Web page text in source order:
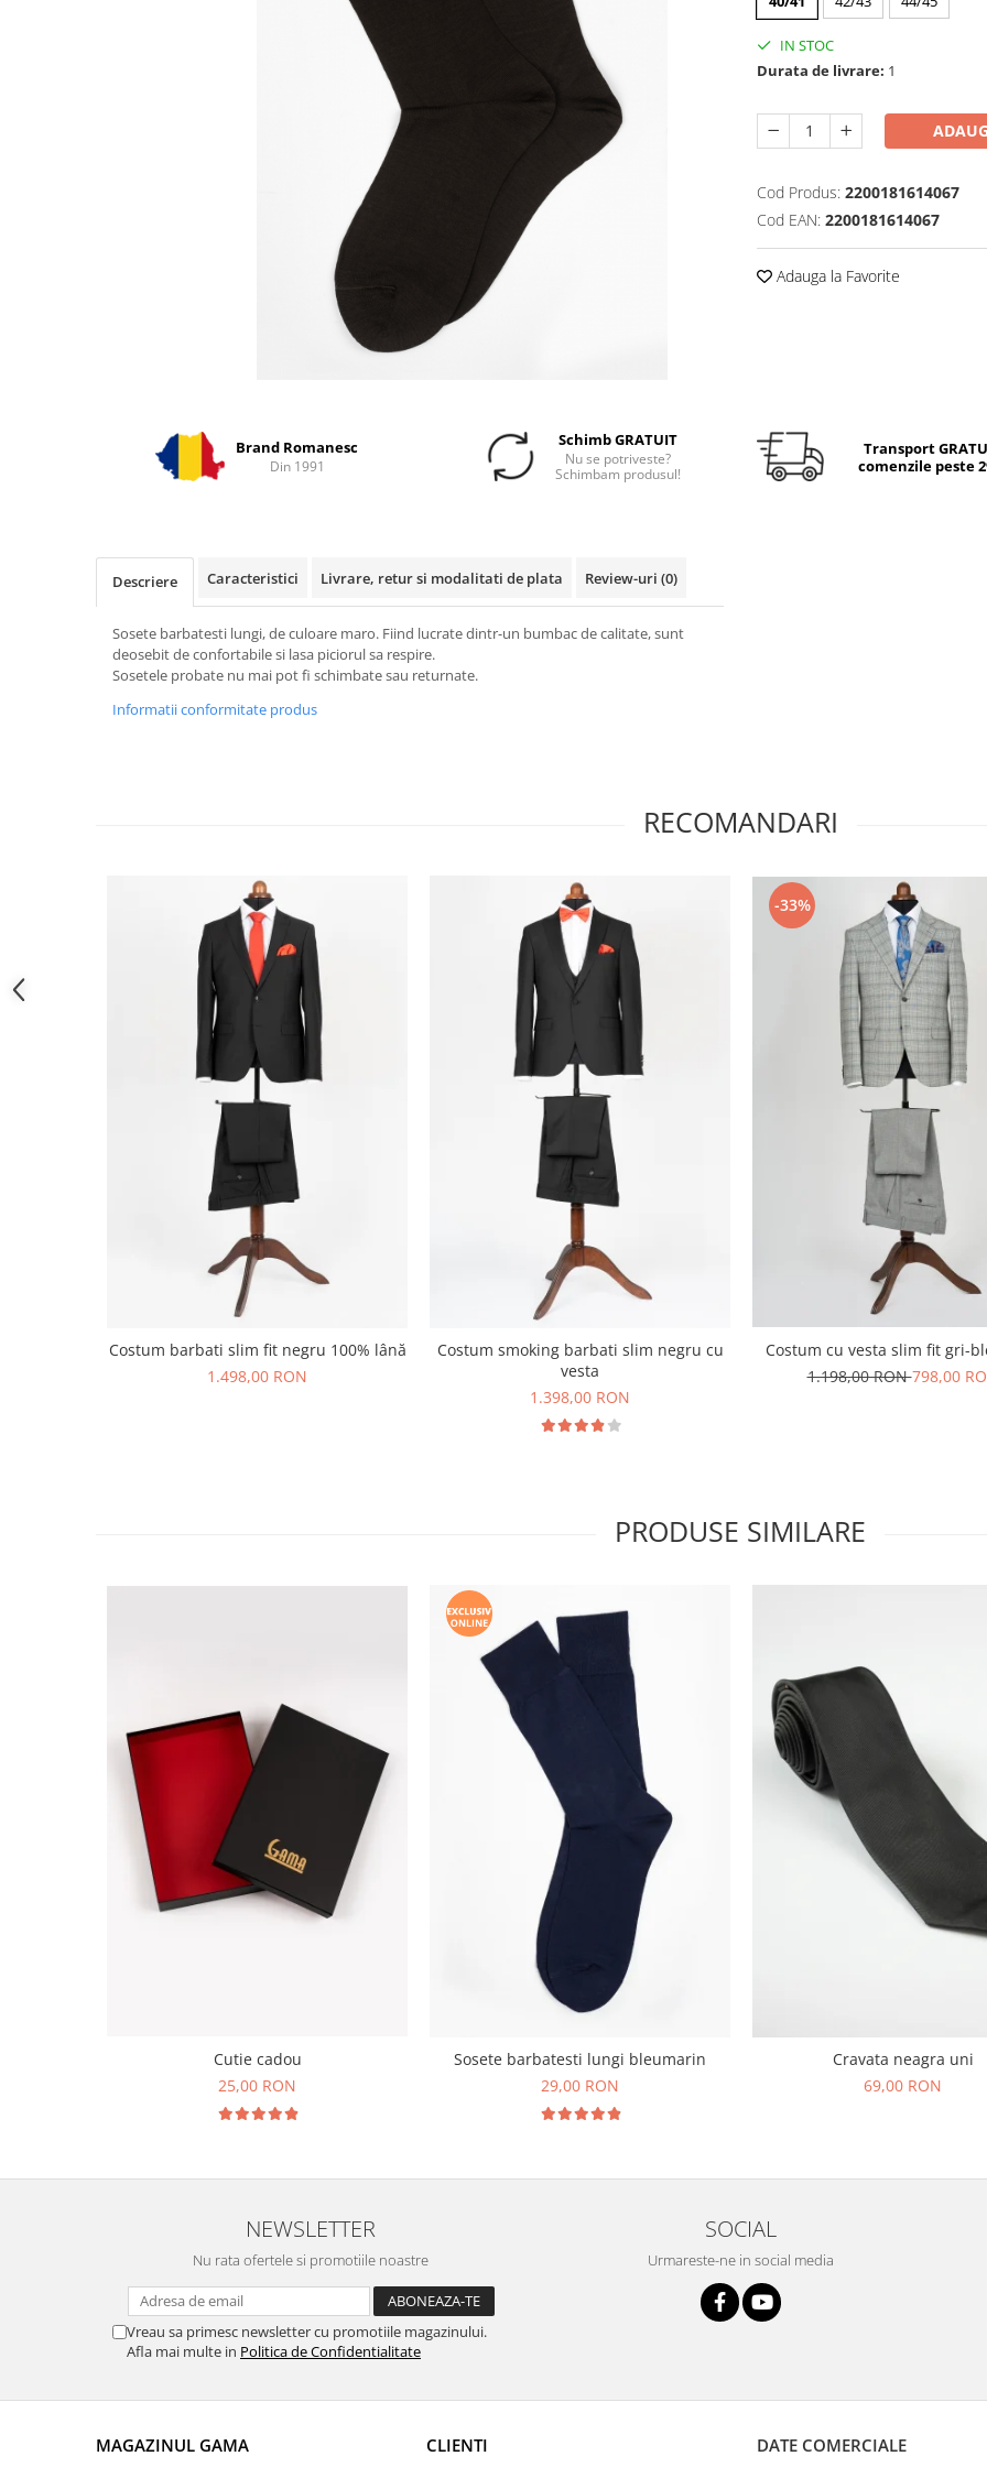
IN STOC
Durata de livrare: 1
Cod Produs: 2200181614067
Cod EAN: 2200181614067
Adauga la Favorite
Brand Romanesc
Din 1991
Schimb GRATUIT
Nu se potriveste?
Schimbam produsul!
Transport
comenzile peste
Descriere Caracteristici Livrare, retur si modalitati de plata Review-uri (0)
Sosete barbatesti lungi, de culoare maro. Fiind lucrate dintr-un bumbac de calitate, sunt
deosebit de confortabile si lasa piciorul sa respire.
Sosetele probate nu mai pot fi schimbate sau returnate.
Informatii conformitate produs
RECOMANDARI
Costum barbati slim fit negru 100% lână
1.498,00 RON
Costum smoking barbati slim negru cu
vesta
1.398,00 RON
-33%
Costum cu vesta slim fit gri-
1.198,00 RON798,00
PRODUSE SIMILARE
Cutie cadou
25,00 RON
Sosete barbatesti lungi bleumarin
29,00 RON
Cravata neagra uni
69,00 RON
NEWSLETTER
Nu rata ofertele si promotiile noastre
Vreau sa primesc newsletter cu promotiile magazinului.
Afla mai multe in Politica de Confidentialitate
SOCIAL
Urmareste-ne in social media
MAGAZINUL GAMA CLIENTI DATE COMERCIALE